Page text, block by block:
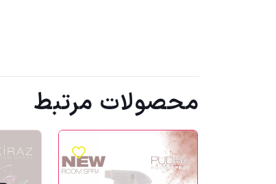
محصولات مرتبط